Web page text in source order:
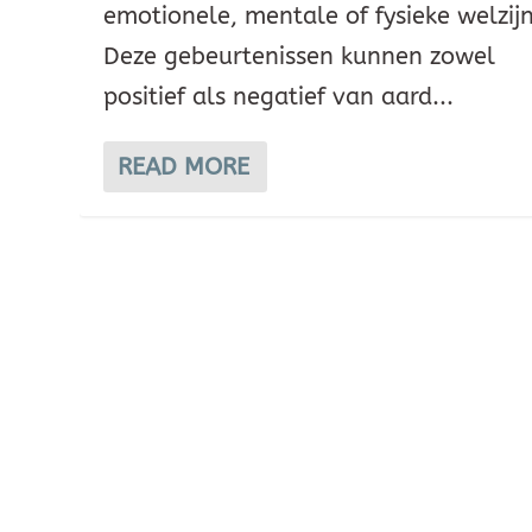
emotionele, mentale of fysieke
Deze gebeurtenissen kunnen zowel
positief als negatief van aard...
READ MORE